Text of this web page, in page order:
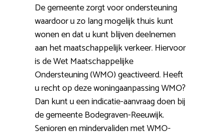
De gemeente zorgt voor ondersteuning
waardoor u zo lang mogelijk thuis kunt
wonen en dat u kunt blijven deelnemen
aan het maatschappelijk verkeer. Hiervoor
is de Wet Maatschappelijke
Ondersteuning (WMO) geactiveerd. Heeft
u recht op deze woningaanpassing WMO?
Dan kunt u een indicatie-aanvraag doen bij
de gemeente Bodegraven-Reeuwijk.
Senioren en mindervaliden met WMO-